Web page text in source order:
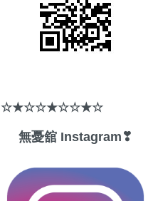
☆★☆☆★☆☆★☆
無憂舘 Instagram❣